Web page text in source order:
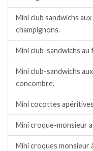
Mini club sandwichs
champignons.
Mini club-sandwichs
Mini club-sandwichs
concombre.
Mini cocottes
Mini croque-monsieur
Mini croques monsieur